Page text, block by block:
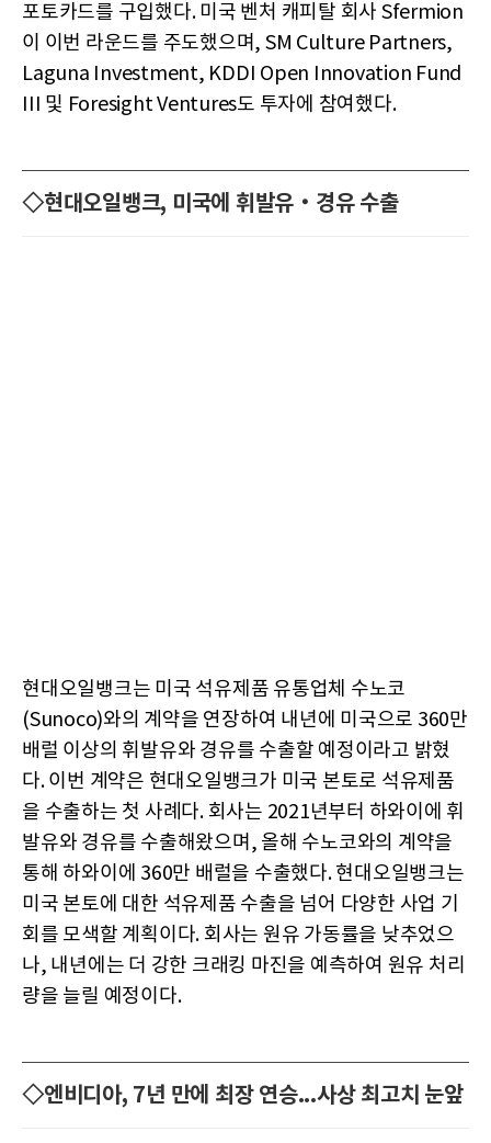
포토카드를 구입했다. 미국 벤처 캐피탈 회사 Sfermion
이 이번 라운드를 주도했으며, SM Culture Partners,
Laguna Investment, KDDI Open Innovation Fund
III 및 Foresight Ventures도 투자에 참여했다.
◇현대오일뱅크, 미국에 휘발유‧경유 수출
현대오일뱅크는 미국 석유제품 유통업체 수노코
(Sunoco)와의 계약을 연장하여 내년에 미국으로 360만
배럴 이상의 휘발유와 경유를 수출할 예정이라고 밝혔
다. 이번 계약은 현대오일뱅크가 미국 본토로 석유제품
을 수출하는 첫 사례다. 회사는 2021년부터 하와이에 휘
발유와 경유를 수출해왔으며, 올해 수노코와의 계약을
통해 하와이에 360만 배럴을 수출했다. 현대오일뱅크는
미국 본토에 대한 석유제품 수출을 넘어 다양한 사업 기
회를 모색할 계획이다. 회사는 원유 가동률을 낮추었으
나, 내년에는 더 강한 크래킹 마진을 예측하여 원유 처리
량을 늘릴 예정이다.
◇엔비디아, 7년 만에 최장 연승...사상 최고치 눈앞